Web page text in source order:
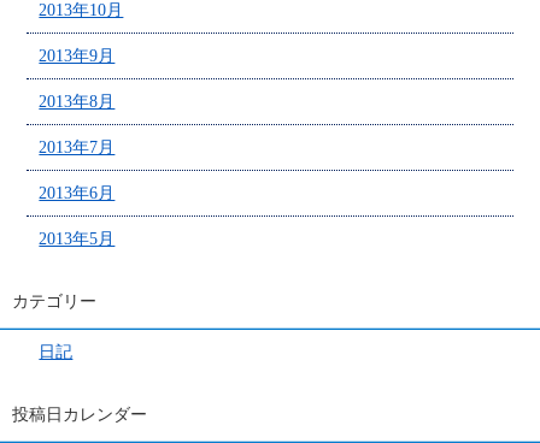
2013年10月
2013年9月
2013年8月
2013年7月
2013年6月
2013年5月
カテゴリー
日記
投稿日カレンダー